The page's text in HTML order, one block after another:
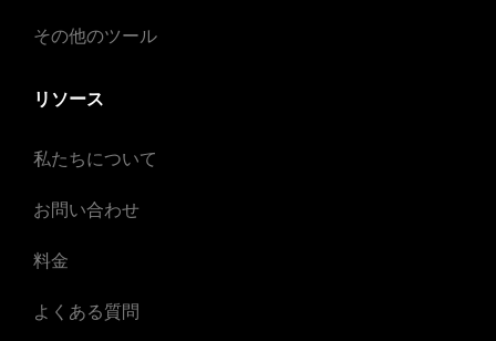
その他のツール
リソース
私たちについて
お問い合わせ
料金
よくある質問